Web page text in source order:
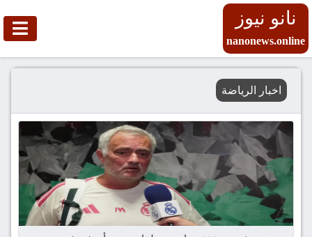
نانو نيوز
nanonews.online
اخبار الرياضة